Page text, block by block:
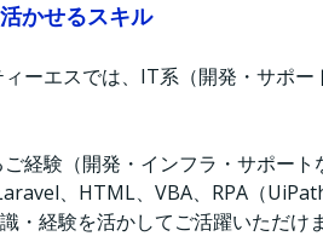
かせるスキル
ーエスでは、IT系（開発・サポ
経験（開発・インフラ・サポー
、HTML、VBA、RPA（
・経験を活かしてご活躍いただ